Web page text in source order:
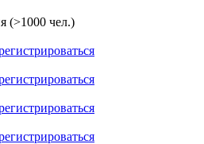
(>1000 чел.)